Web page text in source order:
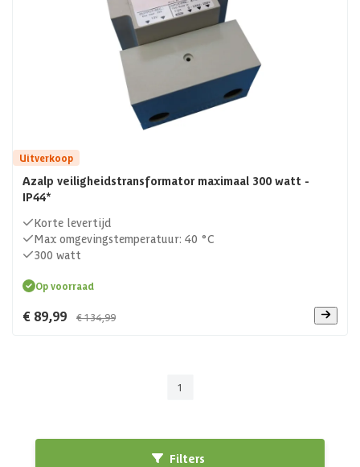
Uitverkoop
Azalp veiligheidstransformator maximaal 300 watt -
IP44*
Korte levertijd
Max omgevingstemperatuur: 40 °C
300 watt
Op voorraad
€ 89,99 € 134,99
1
Filters